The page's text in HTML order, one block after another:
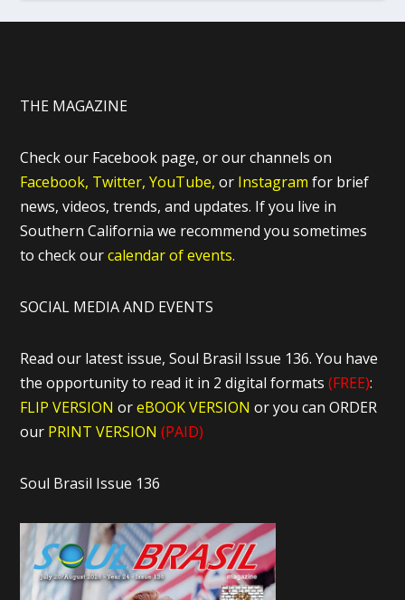
THE MAGAZINE
Check our Facebook page, or our channels on
Facebook, Twitter, YouTube, or Instagram for brief
news, videos, trends, and updates. If you live in
Southern California we recommend you sometimes
to check ourcalendar of events.
SOCIAL MEDIA AND EVENTS
Read our latest issue, Soul Brasil Issue 136. You have
the opportunity to read it in 2 digital formats(FREE):
FLIP VERSION oreBOOK VERSIONor you can ORDER
our PRINT VERSION (PAID)
Soul Brasil Issue 136